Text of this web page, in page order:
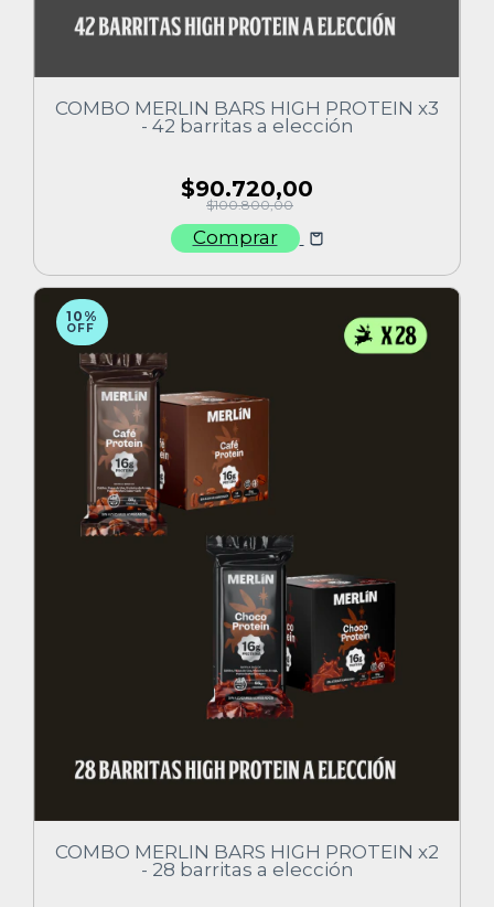
COMBO MERLIN BARS HIGH PROTEIN x3
- 42 barritas a elección
$90.720,00
$100.800,00
Comprar
10%
OFF
COMBO MERLIN BARS HIGH PROTEIN x2
- 28 barritas a elección